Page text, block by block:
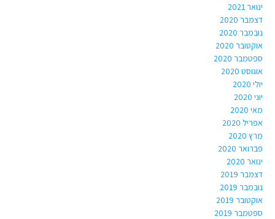
ינואר 2021
דצמבר 2020
נובמבר 2020
אוקטובר 2020
ספטמבר 2020
אוגוסט 2020
יולי 2020
יוני 2020
מאי 2020
אפריל 2020
מרץ 2020
פברואר 2020
ינואר 2020
דצמבר 2019
נובמבר 2019
אוקטובר 2019
ספטמבר 2019